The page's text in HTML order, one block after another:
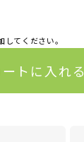
てください。
ートに入れる